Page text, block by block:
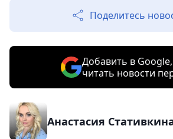
Поделитесь
Добавить в
читать новости
Анастасия